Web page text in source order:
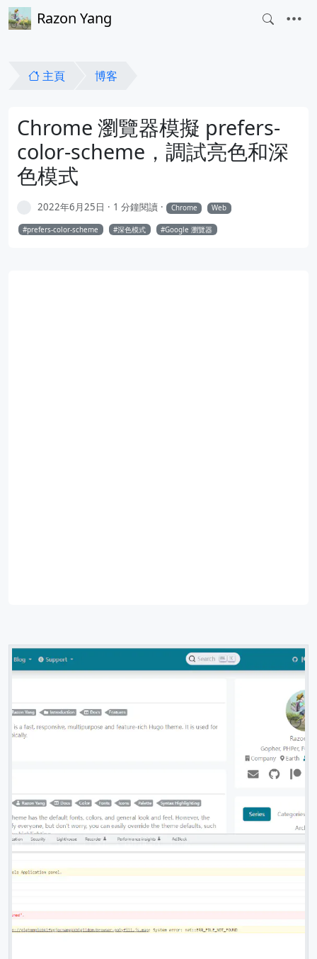
Razon Yang
主頁 博客
Chrome 瀏覽器模擬 prefers-
color-scheme，調試亮色和深
色模式
2022年6月25日 1 分鐘閱讀 Chrome Web
prefers-color-scheme 深色模式 Google 瀏覽器